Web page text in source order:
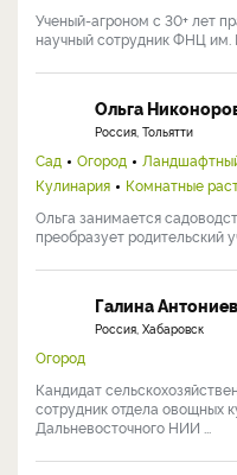
Ученый-агроном с 30+ лет
научный сотрудник ФНЦ им.
Ольга
Россия, Тольятти
Сад Огород
Кулинария
Комнатные
Ольга занимается
преобразует родительский
Галина
Россия, Хабаровск
Огород
Кандидат
сотрудник отдела овощных
Дальневосточного НИИ ...